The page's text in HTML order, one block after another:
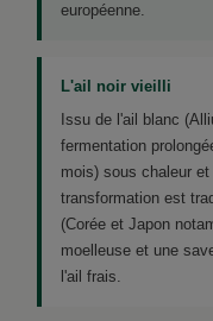
européenne.
L'ail noir vieilli
Issu de l'ail blanc
fermentation
mois) sous chaleur
transformation est
(Corée et Japon
moelleuse et une
l'ail frais.